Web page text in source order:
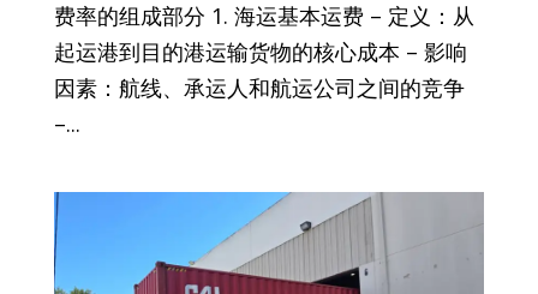
费率的组成部分 1. 海运基本运费 – 定义：从
起运港到目的港运输货物的核心成本 – 影响
因素：航线、承运人和航运公司之间的竞争
–...